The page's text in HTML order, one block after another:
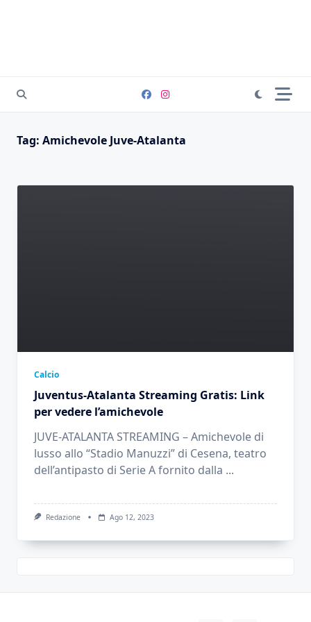
Tag: Amichevole Juve-Atalanta
Calcio
Juventus-Atalanta Streaming Gratis: Link
per vedere l’amichevole
JUVE-ATALANTA STREAMING – Amichevole di
lusso allo “Stadio Manuzzi” di Cesena, teatro
dell’antipasto di Serie A fornito dalla ...
Redazione Ago 12, 2023